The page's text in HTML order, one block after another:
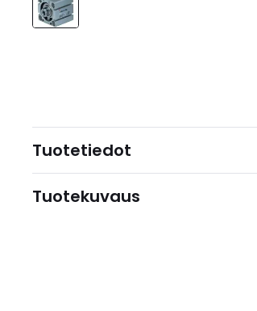
Tuotetiedot
Tuotekuvaus